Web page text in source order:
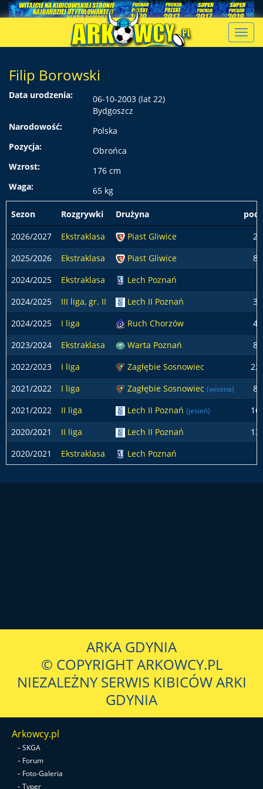
Filip Borowski
Data urodzenia:
06-10-2003 (lat 22)
Bydgoszcz
Narodowość:
Polska
Pozycja:
Obrońca
Wzrost:
176 cm
Waga:
65 kg
Sezon Rozgrywki Drużyna
2026/2027
Ekstraklasa Piast Gliwice
2
2025/2026
Ekstraklasa Piast Gliwice
8
2024/2025
Ekstraklasa
Lech Poznań
2024/2025
III liga, gr. II Lech II Poznań
3
2024/2025
I liga Ruch Chorzów
4
2023/2024
Ekstraklasa Warta Poznań
8
2022/2023
I liga Zagłębie Sosnowiec
22
2021/2022
I liga Zagłębie Sosnowiec (wiosna)
8
2021/2022
II liga Lech II Poznań (jesień)
16
2020/2021
II liga Lech II Poznań
13
2020/2021
Ekstraklasa Lech Poznań
ARKA GDYNIA
© COPYRIGHT ARKOWCY.PL
NIEZALEŻNY SERWIS KIBICÓW ARKI
GDYNIA
Arkowcy.pl
- SKGA
- Forum
- Foto-Galeria
- Typer